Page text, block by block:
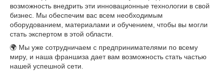
возможность внедрить эти инновационные технологии в свой
бизнес. Мы обеспечим вас всем необходимым
оборудованием, материалами и обучением, чтобы вы могли
стать экспертом в этой области.
🌍 Мы уже сотрудничаем с предпринимателями по всему
миру, и наша франшиза дает вам возможность стать частью
нашей успешной сети.